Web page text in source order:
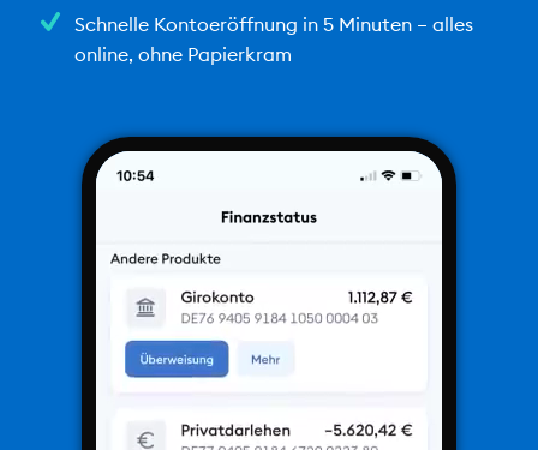
Schnelle Kontoeröffnung in 5 Minuten – alles
online, ohne Papierkram